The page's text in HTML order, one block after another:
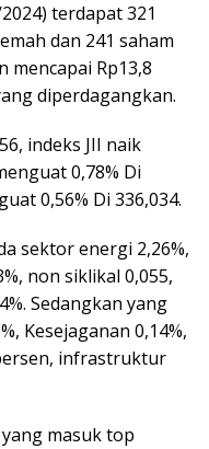
terdapat 321
dan 241 saham
mencapai Rp13,8
diperdagangkan.
indeks JII naik
0,78% Di
0,56% Di 336,034.
sektor energi 2,26%,
non siklikal 0,055,
Sedangkan yang
Kesejaganan 0,14%,
infrastruktur
yang masuk top